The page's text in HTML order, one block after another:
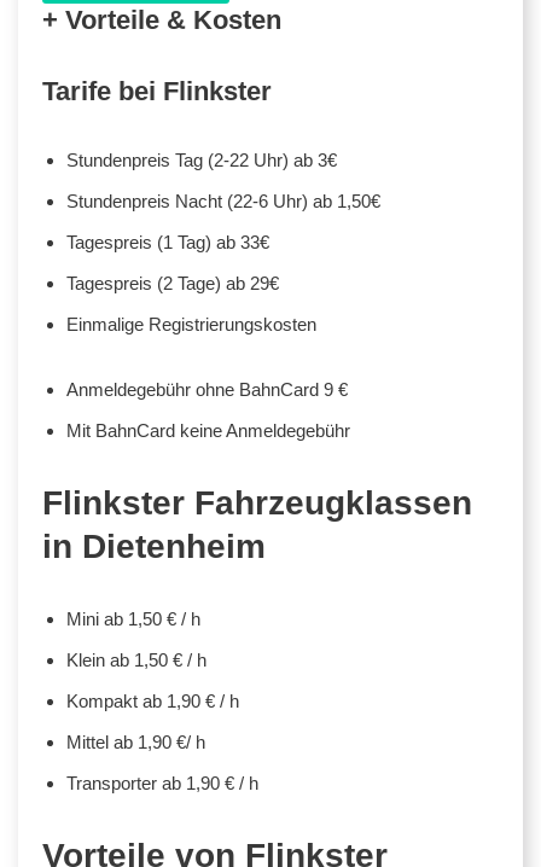
+ Vorteile & Kosten
Tarife bei Flinkster
Stundenpreis Tag (2-22 Uhr) ab 3€
Stundenpreis Nacht (22-6 Uhr) ab 1,50€
Tagespreis (1 Tag) ab 33€
Tagespreis (2 Tage) ab 29€
Einmalige Registrierungskosten
Anmeldegebühr ohne BahnCard 9 €
Mit BahnCard keine Anmeldegebühr
Flinkster Fahrzeugklassen
in Dietenheim
Mini ab 1,50 € / h
Klein ab 1,50 € / h
Kompakt ab 1,90 € / h
Mittel ab 1,90 €/ h
Transporter ab 1,90 € / h
Vorteile von Flinkster